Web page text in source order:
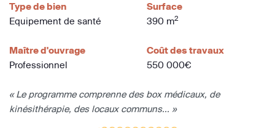
Type de bien
Equipement de santé
Surface
390 m2
Maître d'ouvrage
Professionnel
Coût des travaux
550 000€
« Le programme comprenne des box médicaux, de
kinésithérapie, des locaux communs... »